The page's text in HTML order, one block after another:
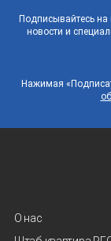
Подписывайтесь на
новости и
Нажимая
О нас